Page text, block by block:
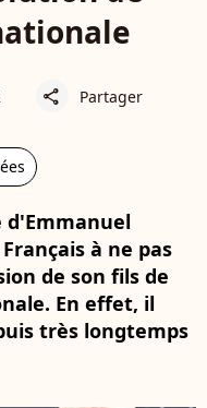
share Partager
d'Emmanuel
à ne pas
de son fils de
En effet, il
très longtemps